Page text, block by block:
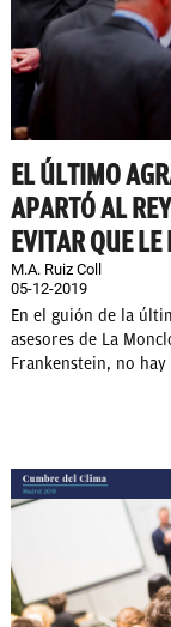
EL ÚLTIMO
APARTÓ AL
EVITAR QUE
M.A. Ruiz Coll
05-12-2019
En el guión de la
asesores de La
Frankenstein, no